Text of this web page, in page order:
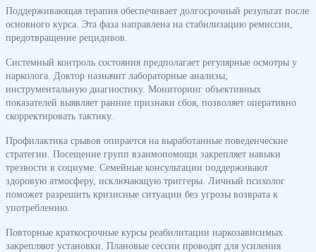
Поддерживающая терапия обеспечивает долгосрочный результат после
основного курса. Эта фаза направлена на стабилизацию ремиссии,
предотвращение рецидивов.
Системный контроль состояния предполагает регулярные осмотры у
нарколога. Доктор назначит лабораторные анализы,
инструментальную диагностику. Мониторинг объективных
показателей выявляет ранние признаки сбоя, позволяет оперативно
скорректировать тактику.
Профилактика срывов опирается на выработанные поведенческие
стратегии. Посещение групп взаимопомощи закрепляет навыки
трезвости в социуме. Семейные консультации поддерживают
здоровую атмосферу, исключающую триггеры. Личный психолог
поможет разрешить кризисные ситуации без угрозы возврата к
употреблению.
Повторные краткосрочные курсы реабилитации наркозависимых
закрепляют установки. Плановые сессии проводят для усиления